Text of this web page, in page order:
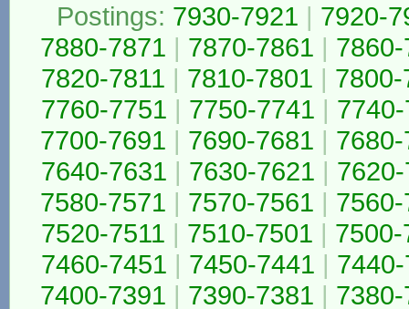
Postings: 7930-7921 | 7920-
7880-7871 | 7870-7861 |
7820-7811 | 7810-7801 |
7760-7751 | 7750-7741 |
7700-7691 | 7690-7681 |
7640-7631 | 7630-7621 |
7580-7571 | 7570-7561 |
7520-7511 | 7510-7501 |
7460-7451 | 7450-7441 |
7400-7391 | 7390-7381 |